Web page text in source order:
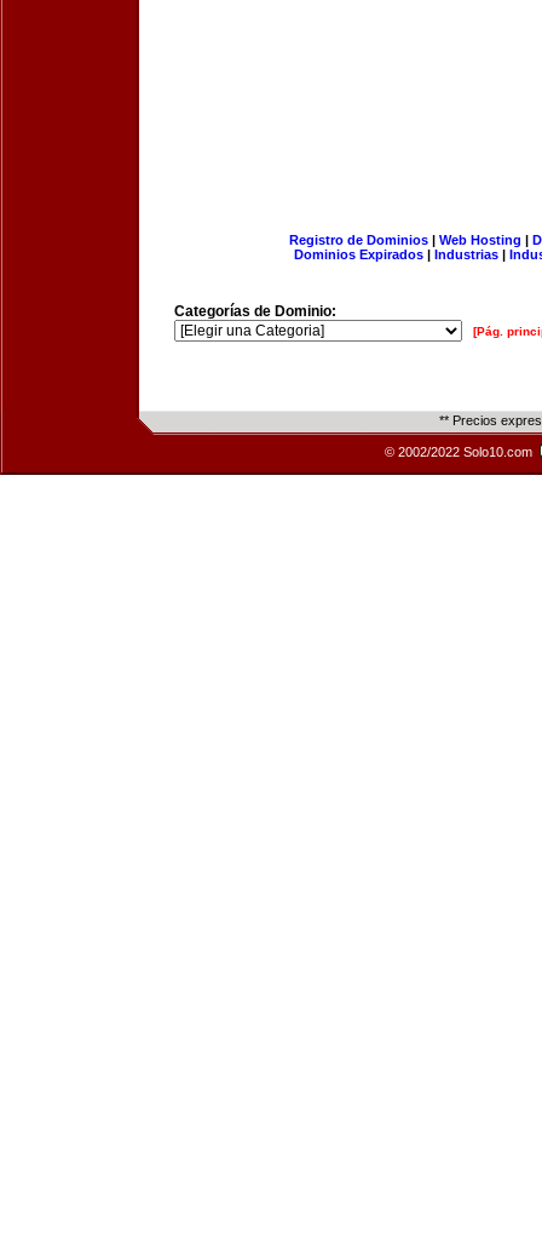
Registro de Dominios| Web Hosting |
Dominios Expirados | Industrias |
Categorías de Dominio:
[Pág.
** Precios
© 2002/2022 Solo10.com